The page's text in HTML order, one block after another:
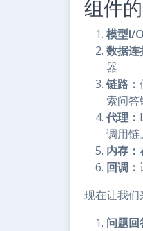
组件
模型I/
数据连
器
链路：
索问答
代理：
调用链。
内存：
回调：
现在让我们
问题